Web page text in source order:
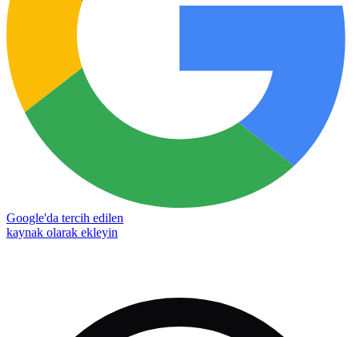
Google'da tercih edilen
kaynak olarak ekleyin